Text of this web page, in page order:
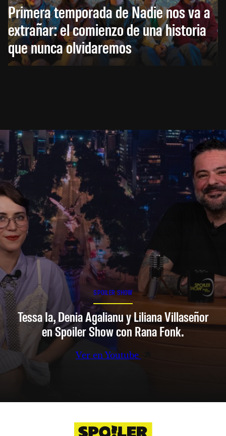
Primera temporada de Nadie nos va a
extrañar: el comienzo de una historia
que nunca olvidaremos
SPOILER SHOW
Tessa Ia, Denia Agalianu y Liliana Villaseñor
en Spoiler Show con Rana Fonk.
Ver en Youtube